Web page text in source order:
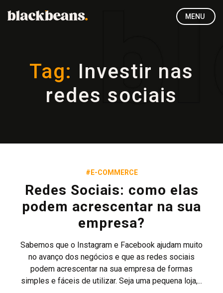
MENU
Tag: Investir nas
redes sociais
#E-COMMERCE
Redes Sociais: como elas
podem acrescentar na sua
empresa?
Sabemos que o Instagram e Facebook ajudam muito
no avanço dos negócios e que as redes sociais
podem acrescentar na sua empresa de formas
simples e fáceis de utilizar. Seja uma pequena loja,...